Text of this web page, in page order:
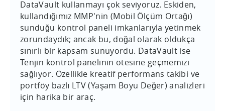
DataVault kullanmayı çok seviyoruz. Eskiden,
kullandığımız MMP'nin (Mobil Ölçüm Ortağı)
sunduğu kontrol paneli imkanlarıyla yetinmek
zorundaydık; ancak bu, doğal olarak oldukça
sınırlı bir kapsam sunuyordu. DataVault ise
Tenjin kontrol panelinin ötesine geçmemizi
sağlıyor. Özellikle kreatif performans takibi ve
portföy bazlı LTV (Yaşam Boyu Değer) analizleri
için harika bir araç.